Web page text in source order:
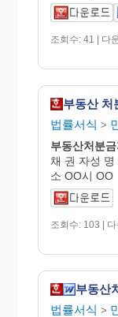
조회수: 41 | 다
부동산 처
법률서식 >
부동산처분금
채 권 자성
소 OO시 OO
조회수: 103 |
부동산
법률서식 >